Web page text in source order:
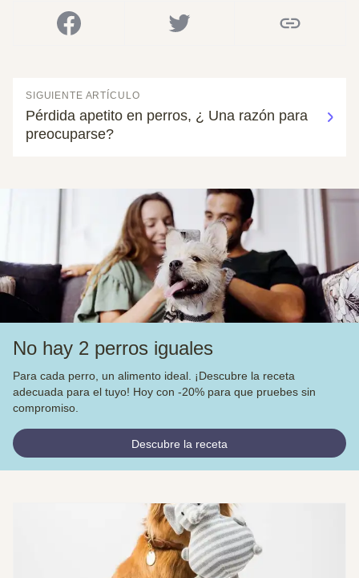
SIGUIENTE ARTÍCULO
Pérdida apetito en perros, ¿ Una razón para
preocuparse?
No hay 2 perros iguales
Para cada perro, un alimento ideal. ¡Descubre la receta
adecuada para el tuyo! Hoy con -20% para que pruebes sin
compromiso.
Descubre la receta